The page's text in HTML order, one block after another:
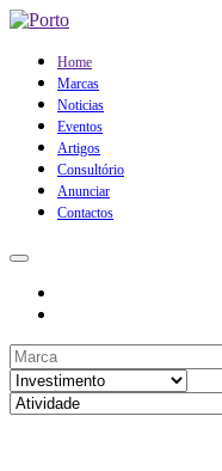
Home
Marcas
Noticias
Eventos
Artigos
Consultório
Anunciar
Contactos